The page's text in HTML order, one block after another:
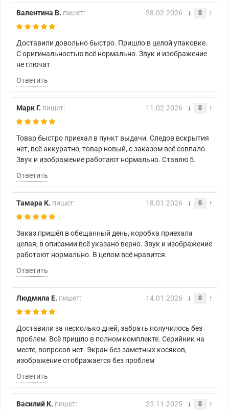
Валентина В. пишет: 28.02.2026 0
Доставили довольно быстро. Пришло в целой упаковке.
С оригинальностью всё нормально. Звук и изображение
не глючат
Ответить
Марк Г. пишет: 11.02.2026 0
Товар быстро приехал в пункт выдачи. Следов вскрытия
нет, всё аккуратно, товар новый, с заказом всё совпало.
Звук и изображение работают нормально. Ставлю 5.
Ответить
Тамара К. пишет: 18.01.2026 0
Заказ пришёл в обещанный день, коробка приехала
целая, в описании всё указано верно. Звук и изображение
работают нормально. В целом всё нравится.
Ответить
Людмила Е. пишет: 14.01.2026 0
Доставили за несколько дней, забрать получилось без
проблем. Всё пришло в полном комплекте. Серийник на
месте, вопросов нет. Экран без заметных косяков,
изображение отображается без проблем
Ответить
Василий К. пишет: 25.11.2025 0